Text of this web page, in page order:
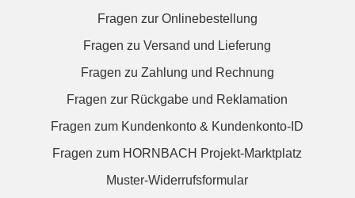
Fragen zur Onlinebestellung
Fragen zu Versand und Lieferung
Fragen zu Zahlung und Rechnung
Fragen zur Rückgabe und Reklamation
Fragen zum Kundenkonto & Kundenkonto-ID
Fragen zum HORNBACH Projekt-Marktplatz
Muster-Widerrufsformular